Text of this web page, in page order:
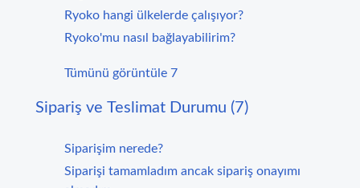
Ryoko hangi ülkelerde çalışıyor?
Ryoko'mu nasıl bağlayabilirim?
Tümünü görüntüle 7
Sipariş ve Teslimat Durumu (7)
Siparişim nerede?
Siparişi tamamladım ancak sipariş onayımı